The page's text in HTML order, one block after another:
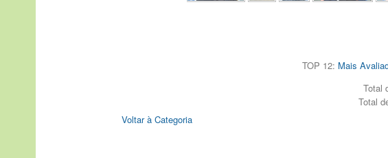
TOP 12: Mais
Total
Total
Voltar à Categoria